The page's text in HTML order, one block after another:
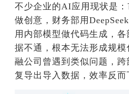
不少企业的AI应用现状是：
做创意，财务部用
用内部模型做代码生成，
据不通，根本无法形成规
融公司曾遇到类似问题，跨
复导出导入数据，效率反而